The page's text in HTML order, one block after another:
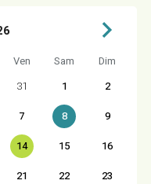
Ven Sam
Dim
31 1
2
7 8
9
14 15
16
21 22
23